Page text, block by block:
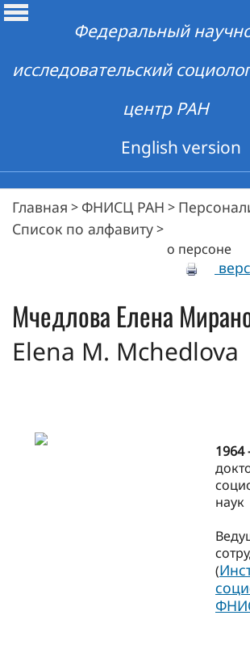
Федеральный
исследовательский
центр РАН
English version
Главная > ФНИСЦ РАН >
Список по алфавиту>
о персоне
Мчедлова Елена
Elena M. Mchedlova
1964
наук
(